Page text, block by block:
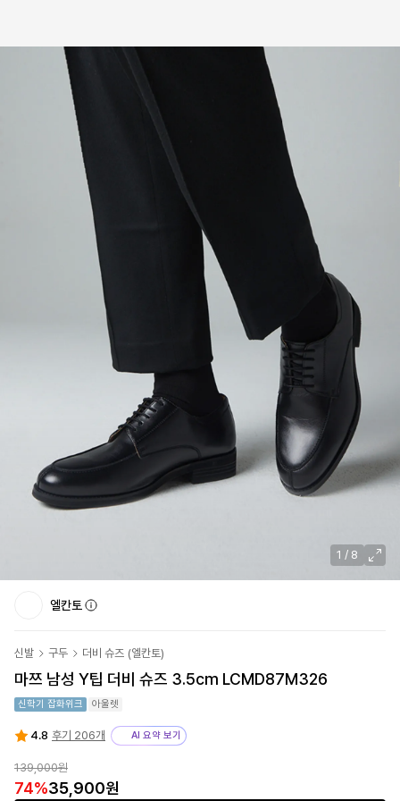
1 / 8
엘칸토
신발 구두 더비 슈즈 (엘칸토)
마쯔 남성 Y팁 더비 슈즈 3.5cm LCMD87M326
신학기 잡화위크 아울렛
4.8 후기 206개 AI 요약 보기
139,000원
74%35,900원